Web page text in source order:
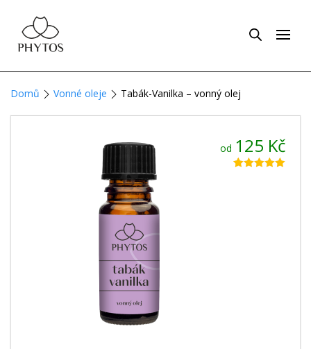
Domů Vonné oleje Tabák-Vanilka – vonný olej
od 125 Kč